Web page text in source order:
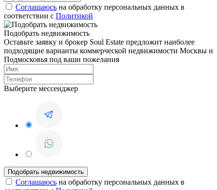
Соглашаюсь на обработку персональных данных в
соответствии с Политикой
Подобрать недвижимость
Оставьте заявку и брокер Soul Estate предложит наиболее
подходящие варианты коммерческой недвижимости Москвы и
Подмосковья под ваши пожелания
Выберите мессенджер
Соглашаюсь на обработку персональных данных в